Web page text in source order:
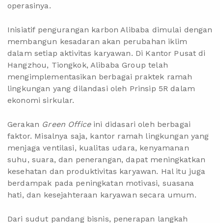
operasinya.
Inisiatif pengurangan karbon Alibaba dimulai dengan
membangun kesadaran akan perubahan iklim
dalam setiap aktivitas karyawan. Di Kantor Pusat di
Hangzhou, Tiongkok, Alibaba Group telah
mengimplementasikan berbagai praktek ramah
lingkungan yang dilandasi oleh Prinsip 5R dalam
ekonomi sirkular.
Gerakan Green Office ini didasari oleh berbagai
faktor. Misalnya saja, kantor ramah lingkungan yang
menjaga ventilasi, kualitas udara, kenyamanan
suhu, suara, dan penerangan, dapat meningkatkan
kesehatan dan produktivitas karyawan. Hal itu juga
berdampak pada peningkatan motivasi, suasana
hati, dan kesejahteraan karyawan secara umum.
Dari sudut pandang bisnis, penerapan langkah